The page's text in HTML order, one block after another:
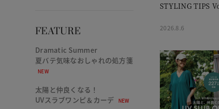
FEATURE
Dramatic Summer
夏バテ気味なおしゃれの処方箋
NEW
太陽と仲良くなる！
UVスラブワンピ＆カーデ
NEW
STYLING TIPS
2026.8.6